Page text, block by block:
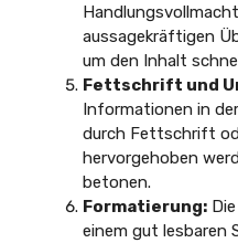
aussagekräftigen
um den Inhalt
Fettschrift und
Informationen in
durch Fettschrift
hervorgehoben
betonen.
Formatierung:
einem gut lesbaren